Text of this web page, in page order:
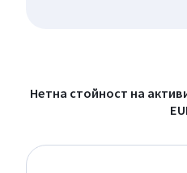
Нетна стойност на